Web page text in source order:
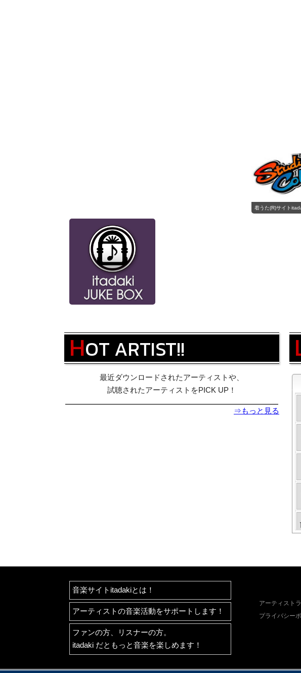
着うた(R)サイト
HOT ARTIST!!
最近ダウンロードされたアーティストや、
試聴されたアーティストをPICK UP！
⇒もっと見る
音楽サイトitadakiとは！
アーティストの音楽活動をサポートします！
ファンの方、リスナーの方。
itadaki だともっと音楽を楽しめます！
アーティスト
プライバシー